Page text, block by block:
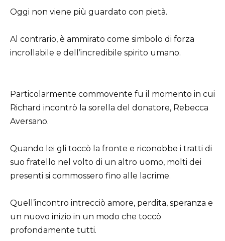
Oggi non viene più guardato con pietà.
Al contrario, è ammirato come simbolo di forza
incrollabile e dell’incredibile spirito umano.
Particolarmente commovente fu il momento in cui
Richard incontrò la sorella del donatore, Rebecca
Aversano.
Quando lei gli toccò la fronte e riconobbe i tratti di
suo fratello nel volto di un altro uomo, molti dei
presenti si commossero fino alle lacrime.
Quell’incontro intrecciò amore, perdita, speranza e
un nuovo inizio in un modo che toccò
profondamente tutti.